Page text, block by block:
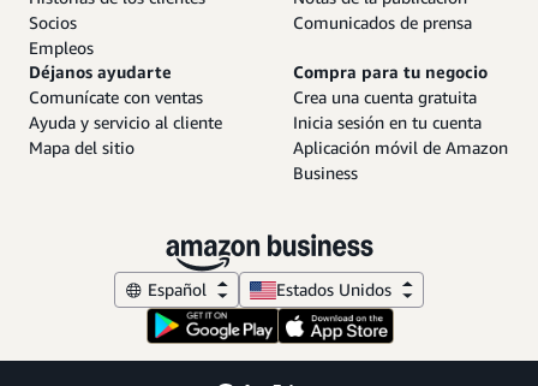
Socios
Empleos
Comunicados de prensa
Déjanos ayudarte
Comunícate con ventas
Ayuda y servicio al cliente
Mapa del sitio
Compra para tu negocio
Crea una cuenta gratuita
Inicia sesión en tu cuenta
Aplicación móvil de Amazon
Business
Español Estados Unidos